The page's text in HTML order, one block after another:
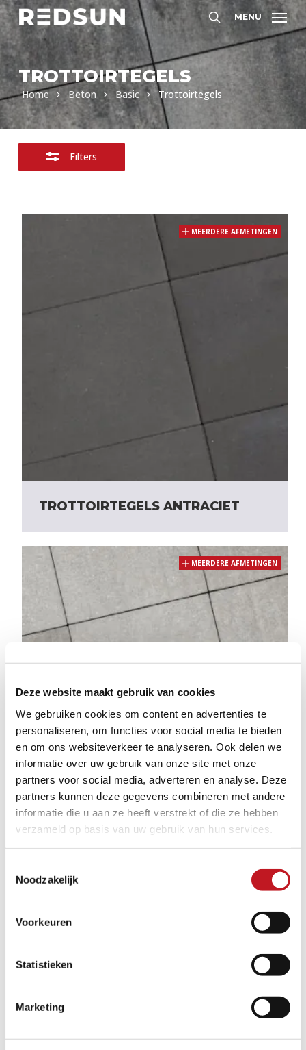
Deze website maakt gebruik van cookies
We gebruiken cookies om content en advertenties te
personaliseren, om functies voor social media te bieden
en om ons websiteverkeer te analyseren. Ook delen we
informatie over uw gebruik van onze site met onze
partners voor social media, adverteren en analyse. Deze
partners kunnen deze gegevens combineren met andere
informatie die u aan ze heeft verstrekt of die ze hebben
verzameld op basis van uw gebruik van hun services.
Noodzakelijk
Voorkeuren
Statistieken
Marketing
Skip
to
main
content
Zoeken
MENU
TROTTOIRTEGELS
Home Beton Basic Trottoirtegels
Filters
Filters
sluiten
TROTTOIRTEGELS ANTRACIET
MEERDERE AFMETINGEN
TROTTOIRTEGELS GRIJS
MEERDERE AFMETINGEN